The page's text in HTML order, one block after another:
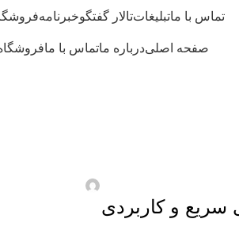
تماس با ماتبلیغاتتالار گفتگوخبرنامه
صفحه اصلیدرباره ماتماس با ما
و کاربردی